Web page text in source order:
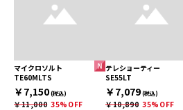
マイクロソルト
TE60MLTS
￥7,150(税込)
￥11,000 35%OFF
テレショーティー
SE55LT
￥7,079(税込)
￥10,890 35%OFF